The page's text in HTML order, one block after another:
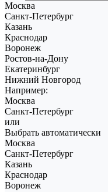
Москва
Санкт-Петербург
Казань
Краснодар
Воронеж
Ростов-на-Дону
Екатеринбург
Нижний Новгород
Например:
Москва
Санкт-Петербург
или
Выбрать автоматически
Москва
Санкт-Петербург
Казань
Краснодар
Воронеж